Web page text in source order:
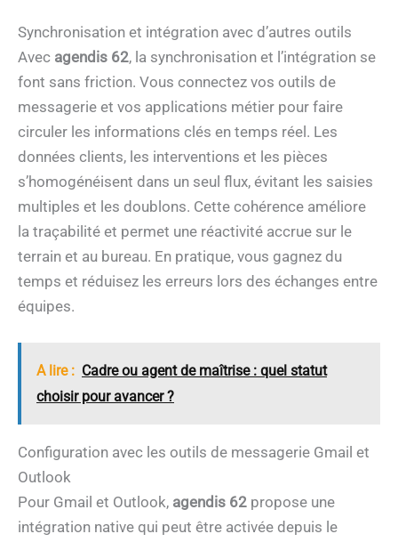
Synchronisation et intégration avec d’autres outils
Avec agendis 62, la synchronisation et l’intégration se
font sans friction. Vous connectez vos outils de
messagerie et vos applications métier pour faire
circuler les informations clés en temps réel. Les
données clients, les interventions et les pièces
s’homogénéisent dans un seul flux, évitant les saisies
multiples et les doublons. Cette cohérence améliore
la traçabilité et permet une réactivité accrue sur le
terrain et au bureau. En pratique, vous gagnez du
temps et réduisez les erreurs lors des échanges entre
équipes.
A lire : Cadre ou agent de maîtrise : quel statut
choisir pour avancer ?
Configuration avec les outils de messagerie Gmail et
Outlook
Pour Gmail et Outlook, agendis 62 propose une
intégration native qui peut être activée depuis le